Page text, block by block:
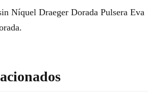
Níquel Draeger Dorada Pulsera Eva